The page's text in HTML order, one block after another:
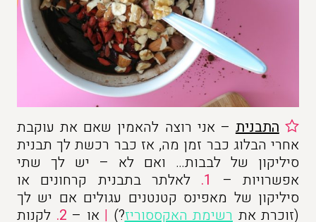
התבנית – אני רוצה להאמין שאם את עוקבת
אחרי הבלוג כבר זמן מה, אז כבר רכשת לך תבנית
סיליקון של לבבות… ואם לא – יש לך שתי
אפשרויות –
1.
לאלתר בתבנית קרחונים או
סיליקון של מאפינס קטנטנים עגולים אם יש לך
(זוכרת את רשימת האקססוריז?)
| או – 2. לקנות